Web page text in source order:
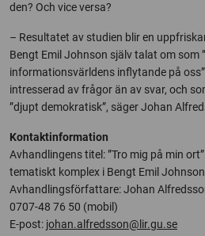
den? Och vice versa?
– Resultatet av studien blir en
Bengt Emil Johnson själv talat om som
informationsvärldens inflytande på
intresserad av frågor än av svar, och
”djupt demokratisk”, säger Johan
Kontaktinformation
Avhandlingens titel: ”Tro mig på min
tematiskt komplex i Bengt Emil
Avhandlingsförfattare: Johan
0707-48 76 50 (mobil)
E-post: johan.alfredsson@lir.gu.se